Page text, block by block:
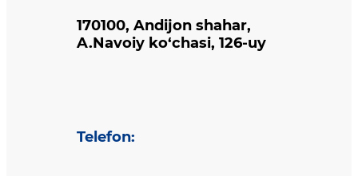
170100, Andijon shahar,
A.Navoiy ko‘chasi, 126-uy
Telefon: